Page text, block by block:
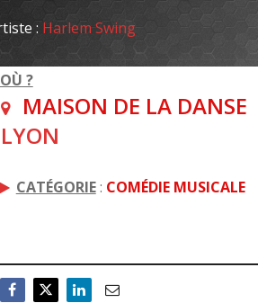
: Harlem Swing
OÙ ?
MAISON DE LA DANSE
LYON
CATÉGORIE: COMÉDIE MUSICALE